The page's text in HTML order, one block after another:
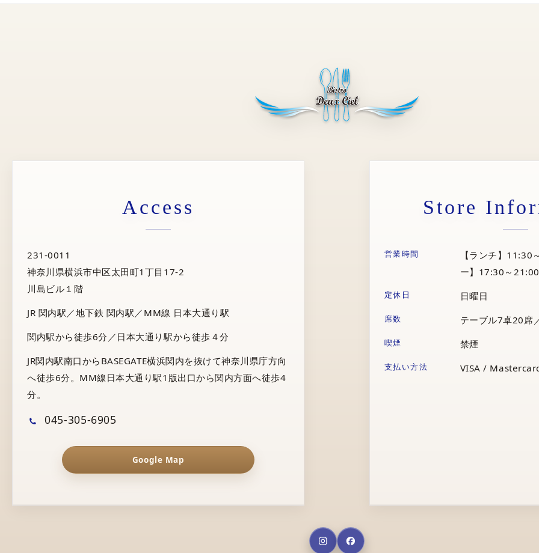
Access
231-0011
神奈川県横浜市中区太田町1丁目17-2
川島ビル１階
JR 関内駅／地下鉄 関内駅／MM線 日本大通り駅
関内駅から徒歩6分／日本大通り駅から徒歩４分
JR関内駅南口からBASEGATE横浜関内を抜けて神奈川県庁方向
へ徒歩6分。MM線日本大通り駅1版出口から関内方面へ徒歩4
分。
045-305-6905
Google Map
Store
営業時間
【ランチ】11:30
ー】17:30～
定休日 日曜日
席数 テーブル7卓20席
喫煙 禁煙
支払い方法 VISA /